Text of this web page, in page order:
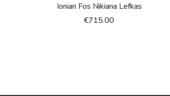
Ionian Fos Nikiana Lefkas
€715.00